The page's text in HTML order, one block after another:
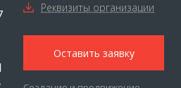
Реквизиты организации
Оставить заявку